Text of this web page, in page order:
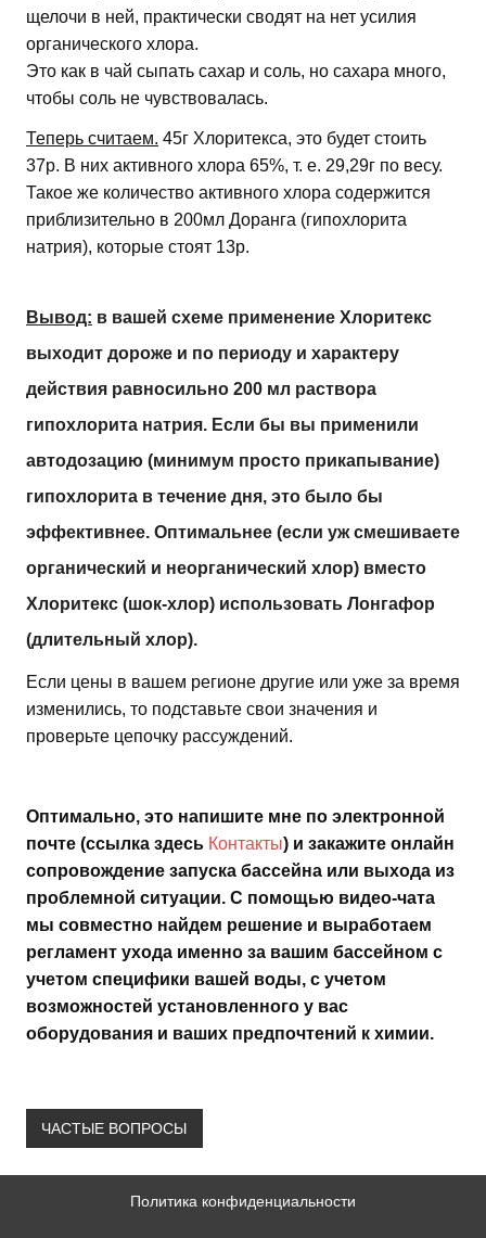
щелочи в ней, практически сводят на нет усилия
органического хлора.
Это как в чай сыпать сахар и соль, но сахара много,
чтобы соль не чувствовалась.
Теперь считаем. 45г Хлоритекса, это будет стоить
37р. В них активного хлора 65%, т. е. 29,29г по весу.
Такое же количество активного хлора содержится
приблизительно в 200мл Доранга (гипохлорита
натрия), которые стоят 13р.
Вывод: в вашей схеме применение Хлоритекс
выходит дороже и по периоду и характеру
действия равносильно 200 мл раствора
гипохлорита натрия. Если бы вы применили
автодозацию (минимум просто прикапывание)
гипохлорита в течение дня, это было бы
эффективнее. Оптимальнее (если уж смешиваете
органический и неорганический хлор) вместо
Хлоритекс (шок-хлор) использовать Лонгафор
(длительный хлор).
Если цены в вашем регионе другие или уже за время
изменились, то подставьте свои значения и
проверьте цепочку рассуждений.
Оптимально, это напишите мне по электронной
почте (ссылка здесь Контакты) и закажите онлайн
сопровождение запуска бассейна или выхода из
проблемной ситуации. С помощью видео-чата
мы совместно найдем решение и выработаем
регламент ухода именно за вашим бассейном с
учетом специфики вашей воды, с учетом
возможностей установленного у вас
оборудования и ваших предпочтений к химии.
ЧАСТЫЕ ВОПРОСЫ
Политика конфиденциальности